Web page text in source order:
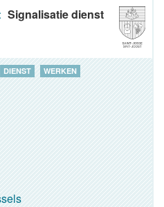
Signalisatie dienst
DIENST WERKEN